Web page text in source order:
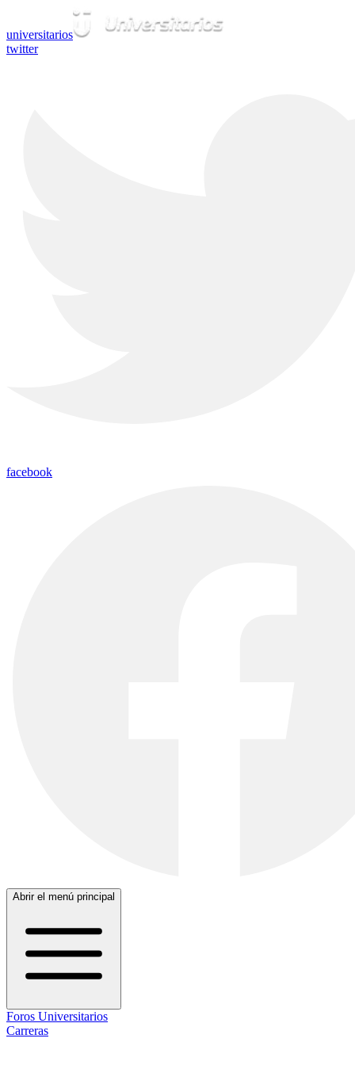
universitarios
twitter
facebook
Abrir el menú principal
Foros Universitarios
Carreras